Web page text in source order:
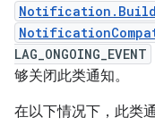
LAG_ONGOING_EVENT
够关闭此类通知。
在以下情况下，此类